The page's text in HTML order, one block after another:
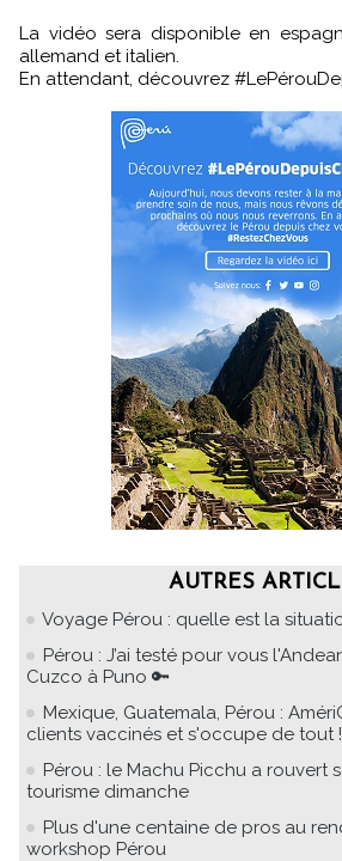
La vidéo sera disponible en
allemand et italien.
En attendant, découvrez
AUTRES
Voyage Pérou : quelle est la
Pérou : J’ai testé pour vous
Cuzco à Puno 🔑
Mexique, Guatemala, Pérou :
clients vaccinés et s'occupe de tout !
Pérou : le Machu Picchu a rouvert
tourisme dimanche
Plus d'une centaine de pros au
workshop Pérou